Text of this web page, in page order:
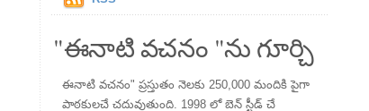
"ఈనాటి వచనం "ను గూర్చి
ఈనాటి వచనం" ప్రస్తుతం నెలకు 250,000 మందికి పైగా
పాఠకులచే చదువుతుంది. 1998 లో బెన్ స్టీడ్ చే